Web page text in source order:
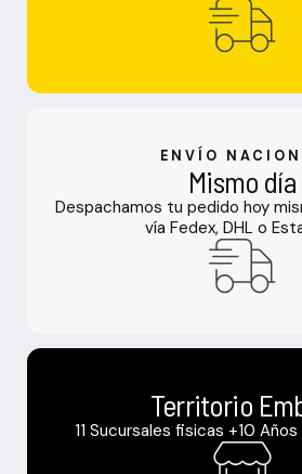
ENVÍO
Mismo día
Despachamos tu pedido hoy
vía Fedex, DHL o
Territorio
11 Sucursales fisicas +10